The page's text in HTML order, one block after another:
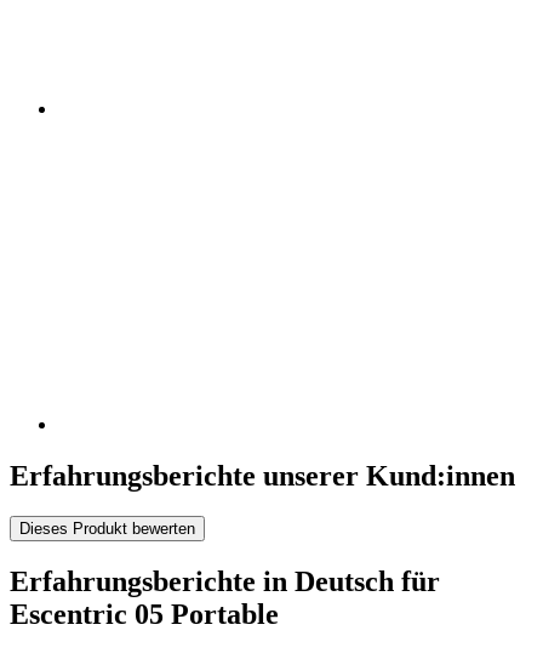
Erfahrungsberichte unserer Kund:innen
Dieses Produkt bewerten
Erfahrungsberichte in Deutsch für
Escentric 05 Portable